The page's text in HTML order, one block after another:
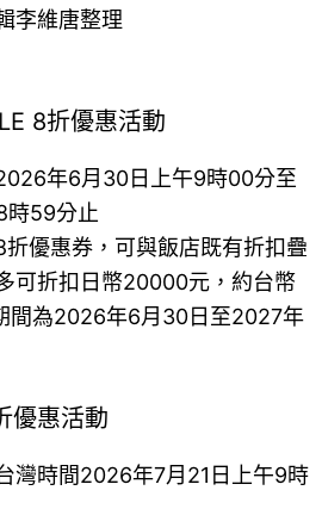
李維唐整理
8折優惠活動
年6月30日上午9時00分至
時59分止
優惠券，可與飯店既有折扣疊
可折扣日幣20000元，約台幣
間為2026年6月30日至2027年
優惠活動
灣時間2026年7月21日上午9時